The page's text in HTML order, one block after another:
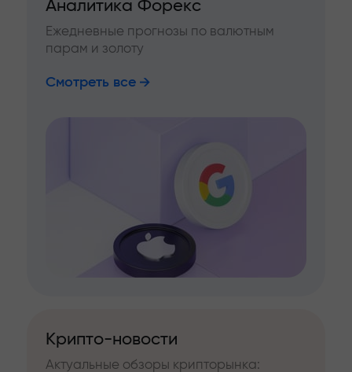
Аналитика Форекс
Ежедневные прогнозы по валютным
парам и золоту
Смотреть все
Крипто-новости
Актуальные обзоры крипторынка: